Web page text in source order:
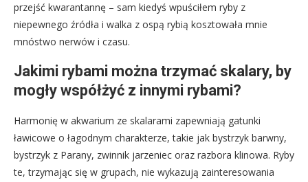
przejść kwarantannę – sam kiedyś wpuściłem ryby z
niepewnego źródła i walka z ospą rybią kosztowała mnie
mnóstwo nerwów i czasu.
Jakimi rybami można trzymać skalary, by
mogły współżyć z innymi rybami?
Harmonię w akwarium ze skalarami zapewniają gatunki
ławicowe o łagodnym charakterze, takie jak bystrzyk barwny,
bystrzyk z Parany, zwinnik jarzeniec oraz razbora klinowa. Ryby
te, trzymając się w grupach, nie wykazują zainteresowania